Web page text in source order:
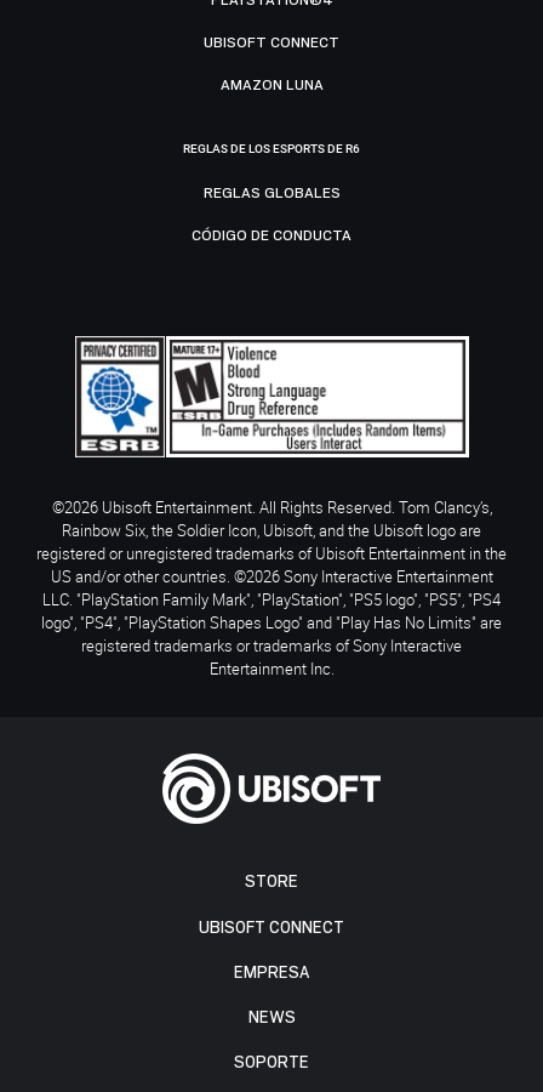
STORE
UBISOFT CONNECT
EMPRESA
NEWS
SOPORTE
UBISOFT CONNECT
AMAZON LUNA
REGLAS DE LOS ESPORTS DE R6
REGLAS GLOBALES
CÓDIGO DE CONDUCTA
©2026 Ubisoft Entertainment. All Rights Reserved. Tom Clancy’s,
Rainbow Six, the Soldier Icon, Ubisoft, and the Ubisoft logo are
registered or unregistered trademarks of Ubisoft Entertainment in the
US and/or other countries. ©2026 Sony Interactive Entertainment
LLC. "PlayStation Family Mark", "PlayStation", "PS5 logo", "PS5", "PS4
logo", "PS4", "PlayStation Shapes Logo" and "Play Has No Limits" are
registered trademarks or trademarks of Sony Interactive
Entertainment Inc.